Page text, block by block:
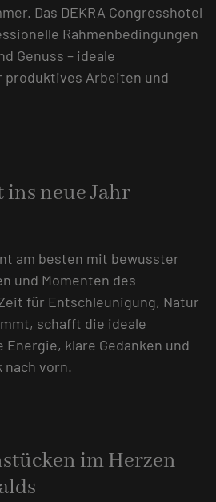
Das DEKRA Congresshotel
Rahmenbedingungen
Genuss – ideale
produktives Arbeiten und
neue Jahr
am besten mit bewusster
und Momenten des
für Entschleunigung, Natur
schafft die ideale
klare Gedanken und
vorn.
im Herzen